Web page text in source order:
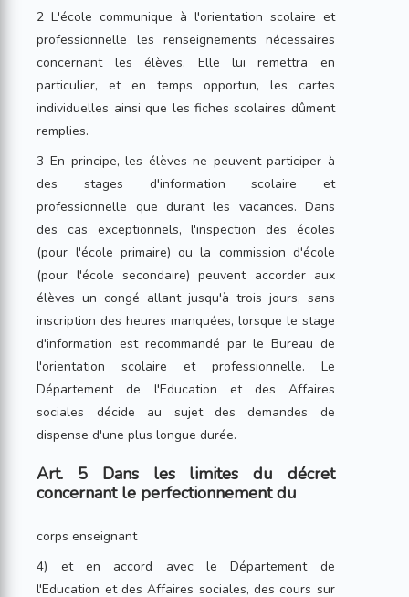
2 L'école communique à l'orientation scolaire et
professionnelle les renseignements nécessaires
concernant les élèves. Elle lui remettra en
particulier, et en temps opportun, les cartes
individuelles ainsi que les fiches scolaires dûment
remplies.
3 En principe, les élèves ne peuvent participer à
des stages d'information scolaire et
professionnelle que durant les vacances. Dans
des cas exceptionnels, l'inspection des écoles
(pour l'école primaire) ou la commission d'école
(pour l'école secondaire) peuvent accorder aux
élèves un congé allant jusqu'à trois jours, sans
inscription des heures manquées, lorsque le stage
d'information est recommandé par le Bureau de
l'orientation scolaire et professionnelle. Le
Département de l'Education et des Affaires
sociales décide au sujet des demandes de
dispense d'une plus longue durée.
Art. 5 Dans les limites du décret
concernant le perfectionnement du
corps enseignant
4) et en accord avec le Département de
l'Education et des Affaires sociales, des cours sur